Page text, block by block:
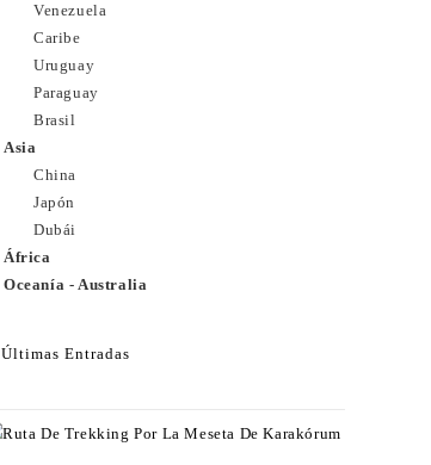
Venezuela
Caribe
Uruguay
Paraguay
Brasil
Asia
China
Japón
Dubái
África
Oceanía - Australia
Últimas Entradas